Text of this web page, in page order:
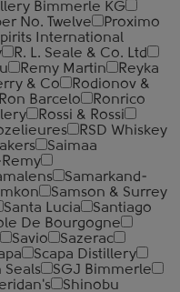
Bimmerle KG
No. Twelve
Proximo
International
R. L. Seale & Co. Ltd
Remy Martin
Reyka
& Co
Rodionov &
Ron Barcelo
Ronrico
Rossi & Rossi
RSD Whiskey
Saimaa
Samarkand-
Samson & Surrey
Santa Lucia
Santiago
De Bourgogne
Savio
Sazerac
Scapa Distillery
Seals
SGJ Bimmerle
Shinobu